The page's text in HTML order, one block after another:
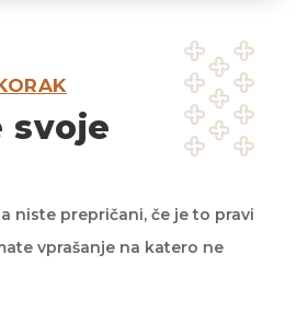
svoje
niste prepričani, če je to pravi
vprašanje na katero ne